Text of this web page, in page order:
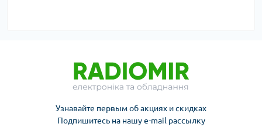
Узнавайте первым об акциях и скидках
Подпишитесь на нашу e-mail рассылку